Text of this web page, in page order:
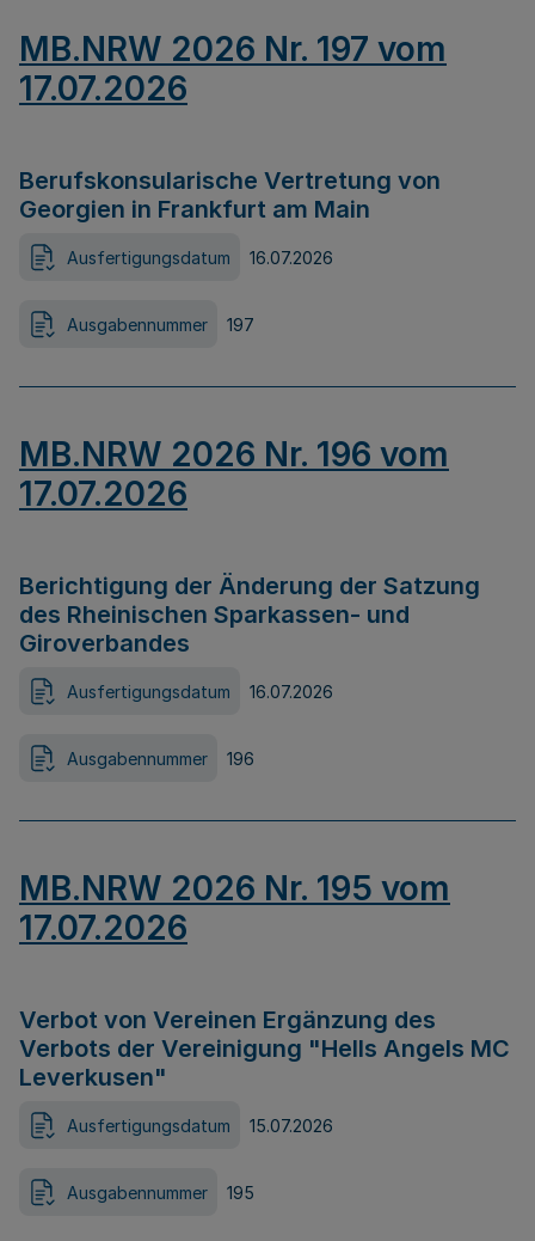
MB.NRW 2026 Nr. 197 vom
17.07.2026
Berufskonsularische Vertretung von
Georgien in Frankfurt am Main
Ausfertigungsdatum 16.07.2026
Ausgabennummer 197
MB.NRW 2026 Nr. 196 vom
17.07.2026
Berichtigung der Änderung der Satzung
des Rheinischen Sparkassen- und
Giroverbandes
Ausfertigungsdatum 16.07.2026
Ausgabennummer 196
MB.NRW 2026 Nr. 195 vom
17.07.2026
Verbot von Vereinen Ergänzung des
Verbots der Vereinigung "Hells Angels MC
Leverkusen"
Ausfertigungsdatum 15.07.2026
Ausgabennummer 195